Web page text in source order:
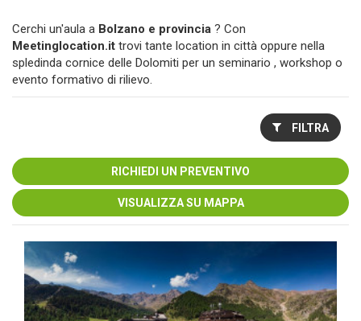
Cerchi un'aula a Bolzano e provincia ? Con
Meetinglocation.it trovi tante location in città oppure nella
spledinda cornice delle Dolomiti per un seminario , workshop o
evento formativo di rilievo.
FILTRA
RICHIEDI UN PREVENTIVO
VISUALIZZA SU MAPPA